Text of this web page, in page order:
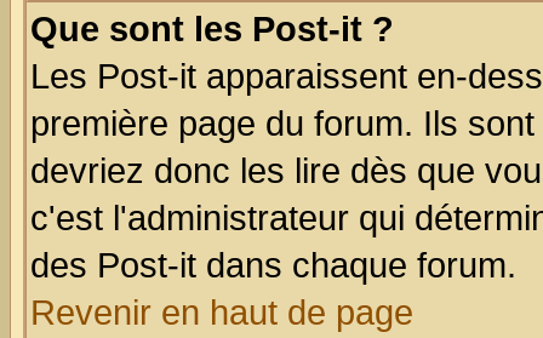
Que sont les Post-it ?
Les Post-it apparaissent en-
première page du forum. Ils
devriez donc les lire dès que
c'est l'administrateur qui
des Post-it dans chaque forum.
Revenir en haut de page